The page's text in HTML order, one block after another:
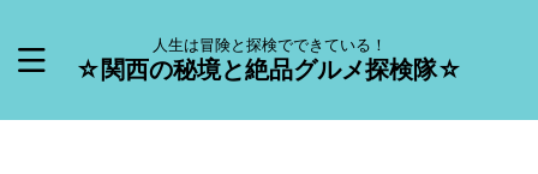
人生は冒険と探検でできている！
☆関西の秘境と絶品グルメ探検隊☆